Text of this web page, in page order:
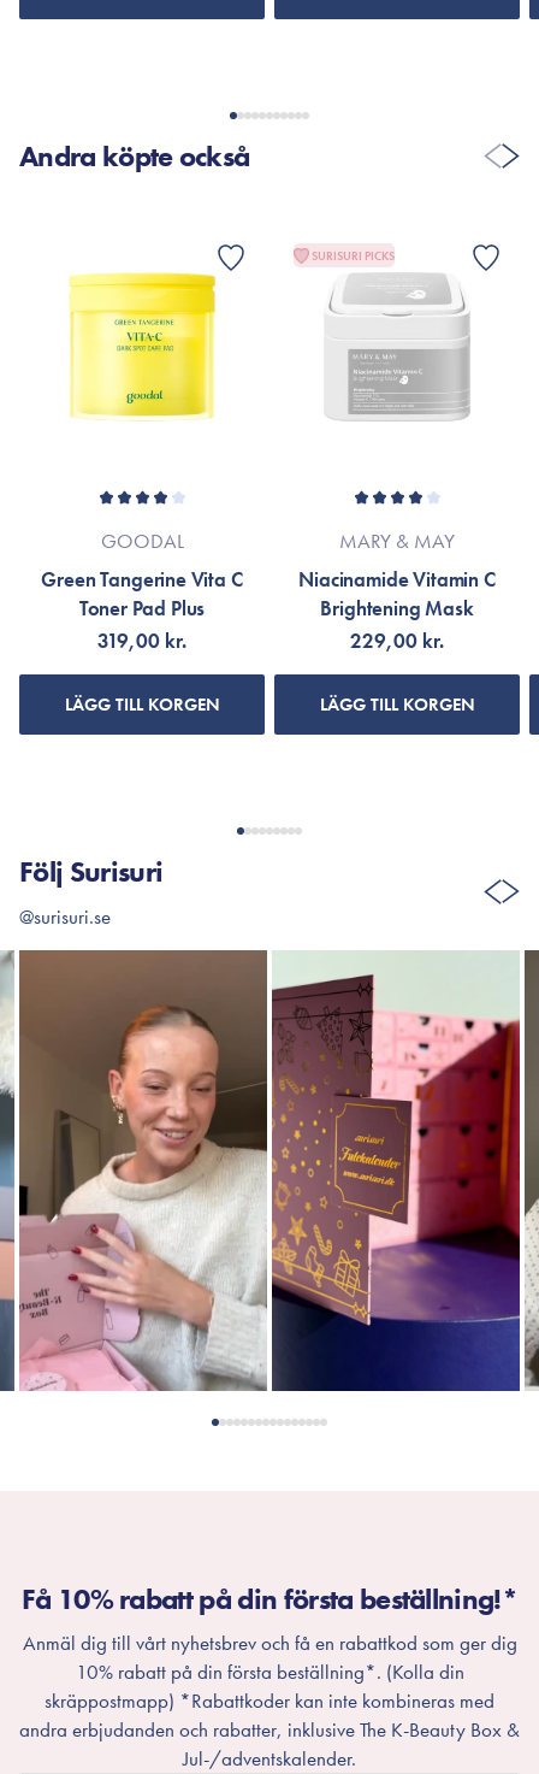
Andra köpte också
GOODAL
Green Tangerine Vita C
Toner Pad Plus
319,00 kr.
LÄGG TILL KORGEN
SURISURI PICKS
MARY & MAY
Niacinamide Vitamin C
Brightening Mask
229,00 kr.
LÄGG TILL KORGEN
Följ Surisuri
@surisuri.se
Få 10% rabatt på din första beställning!*
Anmäl dig till vårt nyhetsbrev och få en rabattkod som ger dig
10% rabatt på din första beställning*. (Kolla din
skräppostmapp) *Rabattkoder kan inte kombineras med
andra erbjudanden och rabatter, inklusive The K-Beauty Box &
Jul-/adventskalender.